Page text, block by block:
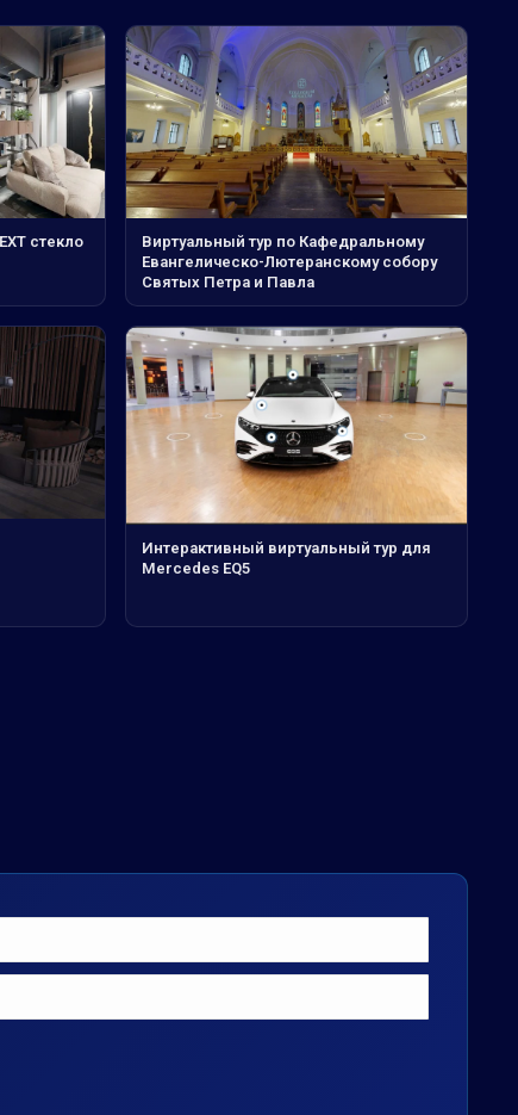
стекло
Виртуальный тур по Кафедральному
Евангелическо-Лютеранскому собору
Святых Петра и Павла
Интерактивный виртуальный тур для
Mercedes EQ5